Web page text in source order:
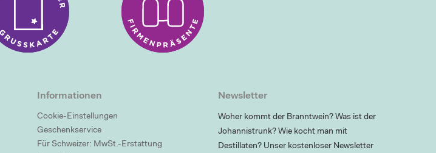
Informationen
Cookie-Einstellungen
Geschenkservice
Für Schweizer: MwSt.-Erstattung
Newsletter
Woher kommt der Branntwein? Was ist der
Johannistrunk? Wie kocht man mit
Destillaten? Unser kostenloser Newsletter